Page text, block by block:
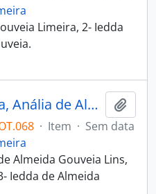
Limeira, 2- Iedda
Nilge Gouveia Limeira, Anália de Almeida Gouveia Lins e Iedda de Almeida Barreto de Gouveia em festa de carnaval no Clube Vitória
· Item · Sem data
Almeida Gouveia Lins,
Iedda de Almeida